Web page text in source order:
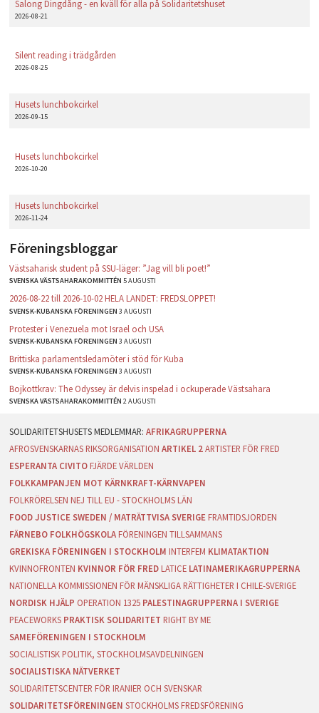
Salong Dingdång - en kväll för alla på Solidaritetshuset
2026-08-21
Silent reading i trädgården
2026-08-25
Husets lunchbokcirkel
2026-09-15
Husets lunchbokcirkel
2026-10-20
Husets lunchbokcirkel
2026-11-24
Föreningsbloggar
Västsaharisk student på SSU-läger: ”Jag vill bli poet!”
SVENSKA VÄSTSAHARAKOMMITTÉN5 AUGUSTI
2026-08-22 till 2026-10-02 HELA LANDET: FREDSLOPPET!
SVENSK-KUBANSKA FÖRENINGEN3 AUGUSTI
Protester i Venezuela mot Israel och USA
SVENSK-KUBANSKA FÖRENINGEN3 AUGUSTI
Brittiska parlamentsledamöter i stöd för Kuba
SVENSK-KUBANSKA FÖRENINGEN3 AUGUSTI
Bojkottkrav: The Odyssey är delvis inspelad i ockuperade Västsahara
SVENSKA VÄSTSAHARAKOMMITTÉN2 AUGUSTI
AFRIKAGRUPPERNA
AFROSVENSKARNAS RIKSORGANISATION ARTIKEL 2 ARTISTER FÖR FRED
ESPERANTA CIVITO FJÄRDE VÄRLDEN
FOLKKAMPANJEN MOT KÄRNKRAFT-KÄRNVAPEN
FOLKRÖRELSEN NEJ TILL EU - STOCKHOLMS LÄN
FOOD JUSTICE SWEDEN / MATRÄTTVISA SVERIGE FRAMTIDSJORDEN
FÄRNEBO FOLKHÖGSKOLA FÖRENINGEN TILLSAMMANS
GREKISKA FÖRENINGEN I STOCKHOLM INTERFEM KLIMATAKTION
KVINNOFRONTEN KVINNOR FÖR FRED LATICE LATINAMERIKAGRUPPERNA
NATIONELLA KOMMISSIONEN FÖR MÄNSKLIGA RÄTTIGHETER I CHILE-SVERIGE
NORDISK HJÄLP OPERATION 1325 PALESTINAGRUPPERNA I SVERIGE
PEACEWORKS PRAKTISK SOLIDARITET RIGHT BY ME
SAMEFÖRENINGEN I STOCKHOLM
SOCIALISTISK POLITIK, STOCKHOLMSAVDELNINGEN
SOCIALISTISKA NÄTVERKET
SOLIDARITETSCENTER FÖR IRANIER OCH SVENSKAR
SOLIDARITETSFÖRENINGEN STOCKHOLMS FREDSFÖRENING